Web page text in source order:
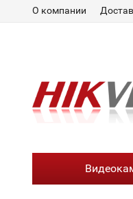
О компании